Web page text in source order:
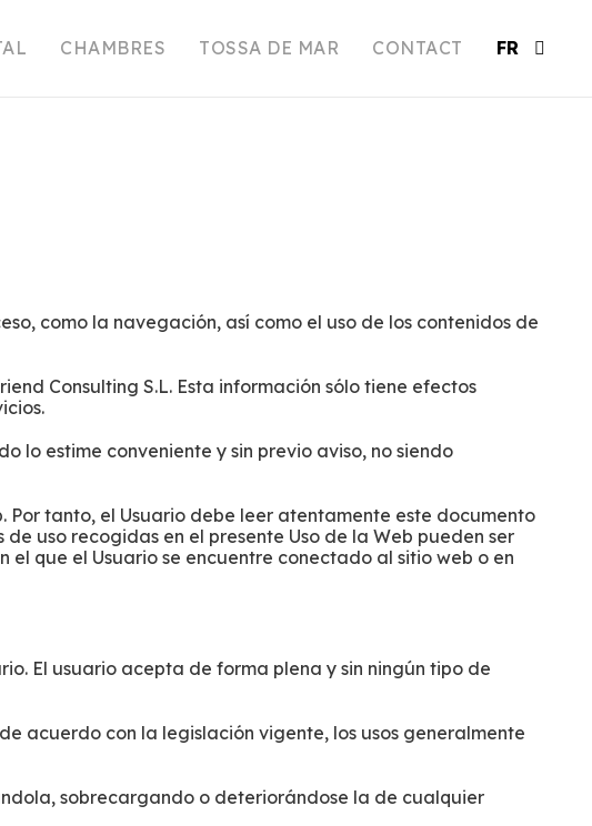
CHAMBRES TOSSA DE MAR CONTACT FR
como la navegación, así como el uso de los contenidos de
Consulting S.L. Esta información sólo tiene efectos
lo estime conveniente y sin previo aviso, no siendo
tanto, el Usuario debe leer atentamente este documento
uso recogidas en el presente Uso de la Web pueden ser
que el Usuario se encuentre conectado al sitio web o en
El usuario acepta de forma plena y sin ningún tipo de
acuerdo con la legislación vigente, los usos generalmente
sobrecargando o deteriorándose la de cualquier